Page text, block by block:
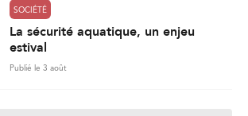
SOCIÉTÉ
La sécurité aquatique, un enjeu
estival
Publié le 3 août